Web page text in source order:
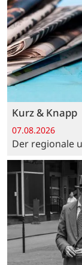
Kurz & Knapp
07.08.2026
Der regionale